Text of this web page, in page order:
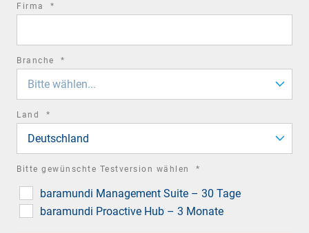
Firma *
Branche *
Bitte wählen...
Land *
Deutschland
Bitte gewünschte Testversion wählen *
baramundi Management Suite – 30 Tage
baramundi Proactive Hub – 3 Monate